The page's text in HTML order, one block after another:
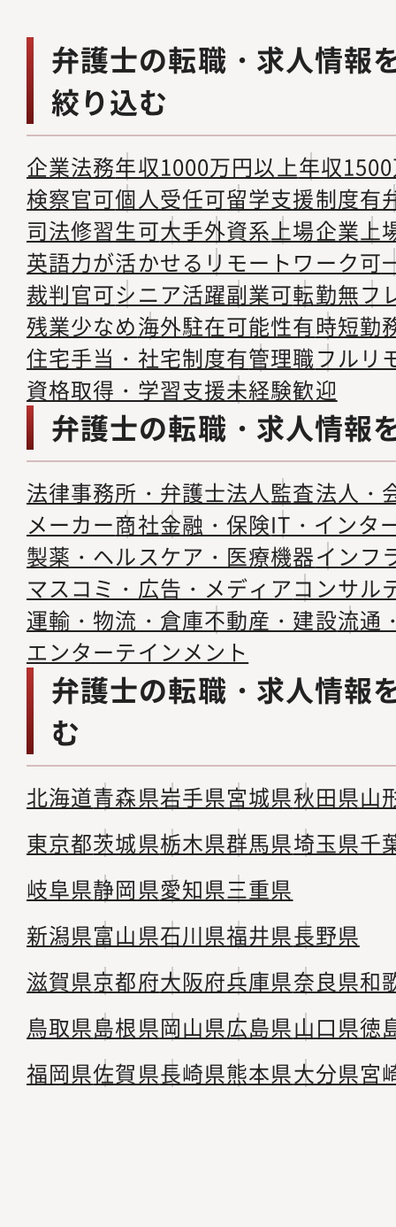
弁護士の転職・求人情報
絞り込む
企業法務年収1000万円以上年収
検察官可個人受任可留学支援制度有
司法修習生可大手外資系上場企業上
英語力が活かせる リモートワーク可
裁判官可シニア活躍副業可転勤無フ
残業少なめ海外駐在可能性有時短勤
住宅手当・社宅制度有管理職フルリ
資格取得・学習支援未経験歓迎
弁護士の転職・求人情報
法律事務所・弁護士法人監査法人・
メーカー商社金融・保険IT・インタ
製薬・ヘルスケア・医療機器インフ
マスコミ・広告・メディアコンサル
運輸・物流・倉庫不動産・建設流通
エンターテインメント
弁護士の転職・求人情報
む
北海道青森県岩手県宮城県秋田県山
東京都茨城県栃木県群馬県埼玉県千
岐阜県静岡県愛知県三重県
新潟県富山県石川県福井県長野県
滋賀県京都府大阪府兵庫県奈良県和
鳥取県島根県岡山県広島県山口県徳
福岡県佐賀県長崎県熊本県大分県宮